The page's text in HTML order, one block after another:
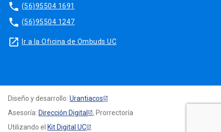
phone (56)95504 1691
phone (56)95504 1247
launch Ir a la Oficina de Ombuds UC
Diseño y desarrollo: Urantiacos
Asesoría: Dirección Digital
, Prorrectoría
Utilizando el Kit Digital UC